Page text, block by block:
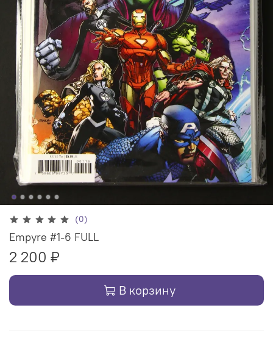
(0)
Empyre #1-6 FULL
2 200 ₽
В корзину